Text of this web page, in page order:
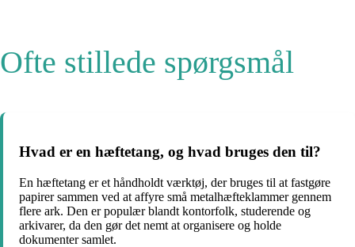
Ofte stillede spørgsmål
Hvad er en hæftetang, og hvad bruges den til?
En hæftetang er et håndholdt værktøj, der bruges til at fastgøre
papirer sammen ved at affyre små metalhæfteklammer gennem
flere ark. Den er populær blandt kontorfolk, studerende og
arkivarer, da den gør det nemt at organisere og holde
dokumenter samlet.